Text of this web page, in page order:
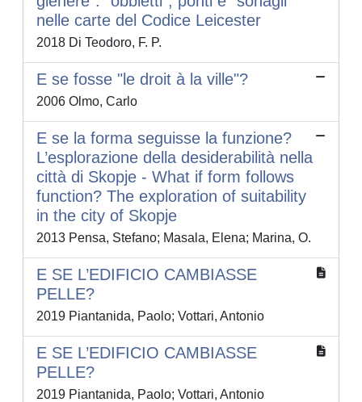
nelle carte del Codice Leicester
2018 Di Teodoro, F. P.
E se fosse "le droit à la ville"?
2006 Olmo, Carlo
E se la forma seguisse la funzione?
L’esplorazione della desiderabilità nella
città di Skopje - What if form follows
function? The exploration of suitability
in the city of Skopje
2013 Pensa, Stefano; Masala, Elena; Marina, O.
E SE L’EDIFICIO CAMBIASSE
PELLE?
2019 Piantanida, Paolo; Vottari, Antonio
E SE L’EDIFICIO CAMBIASSE
PELLE?
2019 Piantanida, Paolo; Vottari, Antonio